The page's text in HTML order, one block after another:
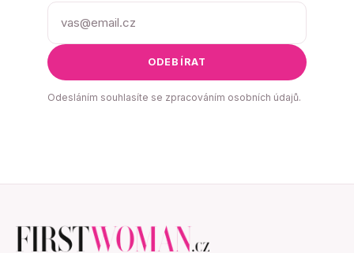
ODEBÍRAT
Odesláním souhlasíte se zpracováním osobních údajů.